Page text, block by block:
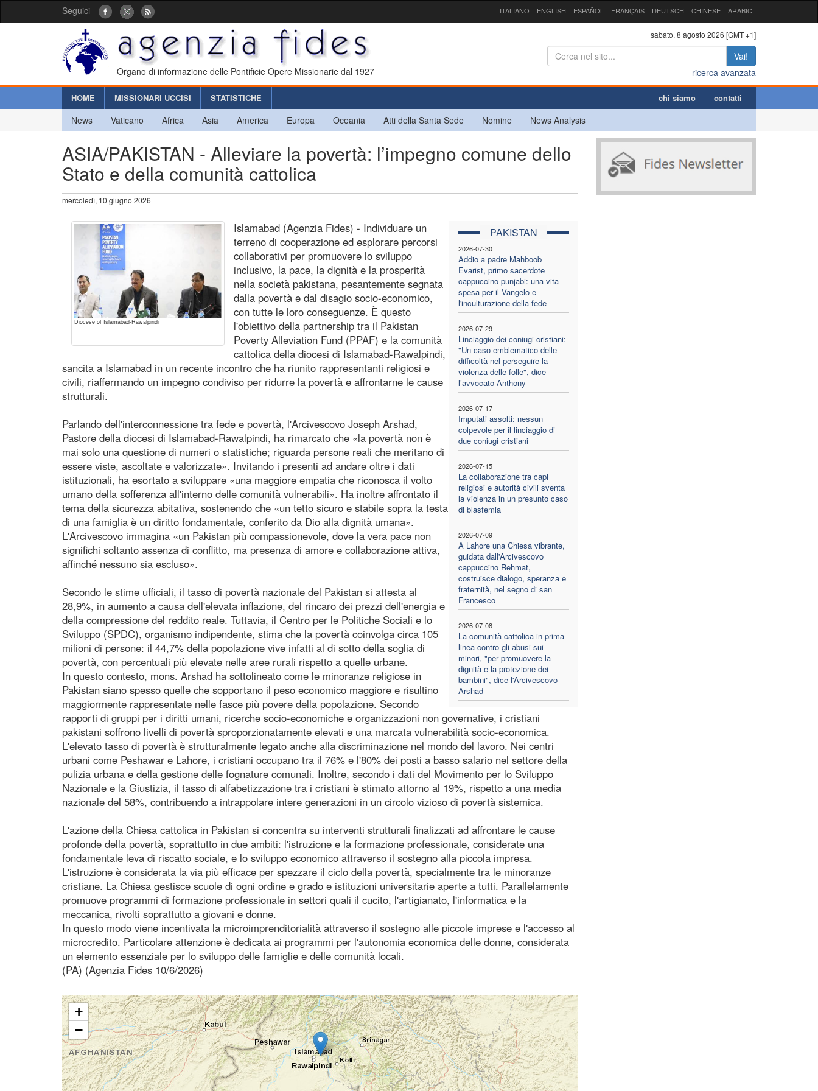
Seguici ITALIANO ENGLISH ESPAÑOL FRANÇAIS DEUTSCH CHINESE ARABIC
Organo di informazione delle Pontificie Opere Missionarie dal 1927
sabato, 8 agosto 2026 [GMT +1]
Vai!
ricerca avanzata
HOME MISSIONARI UCCISI STATISTICHE chi siamo contatti
News Vaticano Africa Asia America Europa Oceania Atti della Santa Sede Nomine News Analysis
ASIA/PAKISTAN - Alleviare la povertà: l’impegno comune dello
Stato e della comunità cattolica
mercoledì, 10 giugno 2026
Diocese of Islamabad-Rawalpindi
PAKISTAN
2026-07-30
Addio a padre Mahboob
Evarist, primo sacerdote
cappuccino punjabi: una vita
spesa per il Vangelo e
l'inculturazione della fede
2026-07-29
Linciaggio dei coniugi cristiani:
"Un caso emblematico delle
difficoltà nel perseguire la
violenza delle folle", dice
l’avvocato Anthony
2026-07-17
Imputati assolti: nessun
colpevole per il linciaggio di
due coniugi cristiani
2026-07-15
La collaborazione tra capi
religiosi e autorità civili sventa
la violenza in un presunto caso
di blasfemia
2026-07-09
A Lahore una Chiesa vibrante,
guidata dall'Arcivescovo
cappuccino Rehmat,
costruisce dialogo, speranza e
fraternità, nel segno di san
Francesco
2026-07-08
La comunità cattolica in prima
linea contro gli abusi sui
minori, "per promuovere la
dignità e la protezione dei
bambini", dice l'Arcivescovo
Arshad
Islamabad (Agenzia Fides) - Individuare un
terreno di cooperazione ed esplorare percorsi
collaborativi per promuovere lo sviluppo
inclusivo, la pace, la dignità e la prosperità
nella società pakistana, pesantemente segnata
dalla povertà e dal disagio socio-economico,
con tutte le loro conseguenze. È questo
l'obiettivo della partnership tra il Pakistan
Poverty Alleviation Fund (PPAF) e la comunità
cattolica della diocesi di Islamabad-Rawalpindi,
sancita a Islamabad in un recente incontro che ha riunito rappresentanti religiosi e
civili, riaffermando un impegno condiviso per ridurre la povertà e affrontarne le cause
strutturali.
Parlando dell'interconnessione tra fede e povertà, l'Arcivescovo Joseph Arshad,
Pastore della diocesi di Islamabad-Rawalpindi, ha rimarcato che «la povertà non è
mai solo una questione di numeri o statistiche; riguarda persone reali che meritano di
essere viste, ascoltate e valorizzate». Invitando i presenti ad andare oltre i dati
istituzionali, ha esortato a sviluppare «una maggiore empatia che riconosca il volto
umano della sofferenza all'interno delle comunità vulnerabili». Ha inoltre affrontato il
tema della sicurezza abitativa, sostenendo che «un tetto sicuro e stabile sopra la testa
di una famiglia è un diritto fondamentale, conferito da Dio alla dignità umana».
L'Arcivescovo immagina «un Pakistan più compassionevole, dove la vera pace non
significhi soltanto assenza di conflitto, ma presenza di amore e collaborazione attiva,
affinché nessuno sia escluso».
Secondo le stime ufficiali, il tasso di povertà nazionale del Pakistan si attesta al
28,9%, in aumento a causa dell'elevata inflazione, del rincaro dei prezzi dell'energia e
della compressione del reddito reale. Tuttavia, il Centro per le Politiche Sociali e lo
Sviluppo (SPDC), organismo indipendente, stima che la povertà coinvolga circa 105
milioni di persone: il 44,7% della popolazione vive infatti al di sotto della soglia di
povertà, con percentuali più elevate nelle aree rurali rispetto a quelle urbane.
In questo contesto, mons. Arshad ha sottolineato come le minoranze religiose in
Pakistan siano spesso quelle che sopportano il peso economico maggiore e risultino
maggiormente rappresentate nelle fasce più povere della popolazione. Secondo
rapporti di gruppi per i diritti umani, ricerche socio-economiche e organizzazioni non governative, i cristiani
pakistani soffrono livelli di povertà sproporzionatamente elevati e una marcata vulnerabilità socio-economica.
L'elevato tasso di povertà è strutturalmente legato anche alla discriminazione nel mondo del lavoro. Nei centri
urbani come Peshawar e Lahore, i cristiani occupano tra il 76% e l'80% dei posti a basso salario nel settore della
pulizia urbana e della gestione delle fognature comunali. Inoltre, secondo i dati del Movimento per lo Sviluppo
Nazionale e la Giustizia, il tasso di alfabetizzazione tra i cristiani è stimato attorno al 19%, rispetto a una media
nazionale del 58%, contribuendo a intrappolare intere generazioni in un circolo vizioso di povertà sistemica.
L'azione della Chiesa cattolica in Pakistan si concentra su interventi strutturali finalizzati ad affrontare le cause
profonde della povertà, soprattutto in due ambiti: l'istruzione e la formazione professionale, considerate una
fondamentale leva di riscatto sociale, e lo sviluppo economico attraverso il sostegno alla piccola impresa.
L'istruzione è considerata la via più efficace per spezzare il ciclo della povertà, specialmente tra le minoranze
cristiane. La Chiesa gestisce scuole di ogni ordine e grado e istituzioni universitarie aperte a tutti. Parallelamente
promuove programmi di formazione professionale in settori quali il cucito, l'artigianato, l'informatica e la
meccanica, rivolti soprattutto a giovani e donne.
In questo modo viene incentivata la microimprenditorialità attraverso il sostegno alle piccole imprese e l'accesso al
microcredito. Particolare attenzione è dedicata ai programmi per l'autonomia economica delle donne, considerata
un elemento essenziale per lo sviluppo delle famiglie e delle comunità locali.
(PA) (Agenzia Fides 10/6/2026)
+
−